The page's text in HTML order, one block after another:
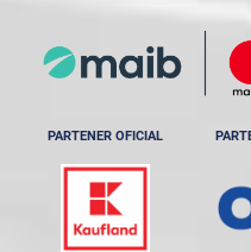
PARTENER OFICIAL